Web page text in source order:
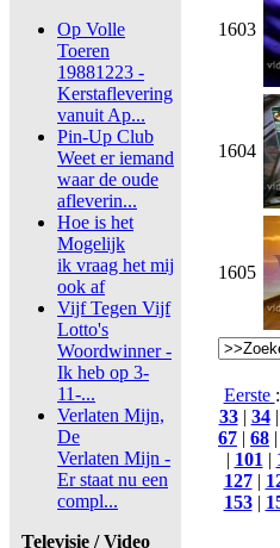
Op Volle
Toeren
19881223 -
Kerstaflevering
vanuit Ap...
Pin-Up Club
Weet er iemand
waar de oude
afleverin...
Hoe is het
Mogelijk
ik vraag het mij
ook af
Vijf Tegen Vijf
Lotto's
Woordwinner -
Ik heb op 3-
11-...
Verlaten Mijn,
De
Verlaten Mijn -
Er staat nu een
compl...
Televisie / Video
1603
1604
1605
Eerste :
33| 34|
67 | 68 |
| 101|
127|
153|